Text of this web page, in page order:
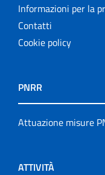
Informazioni per la
Contatti
Cookie policy
PNRR
Attuazione misure
ATTIVITÀ